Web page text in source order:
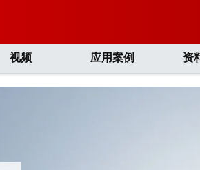
视频 应用案例 资